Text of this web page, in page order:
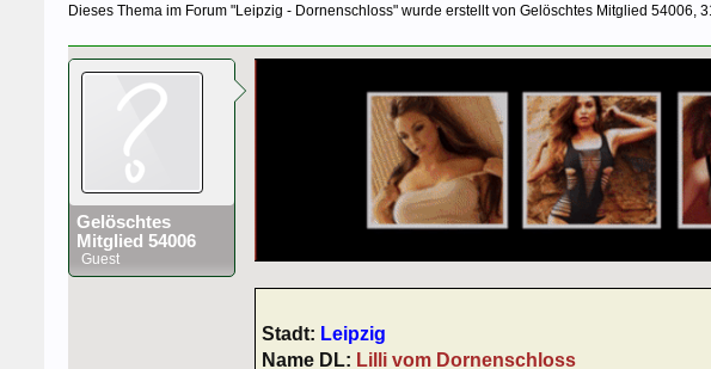
Dieses Thema im Forum "Leipzig - Dornenschloss" wurde erstellt von Gelöschtes Mitglied 54006
Gelöschtes
Mitglied 54006
Guest
Stadt: Leipzig
Name DL: Lilli vom Dornenschloss